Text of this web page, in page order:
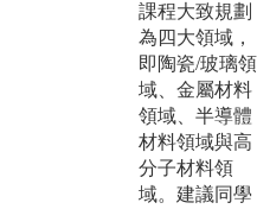
課程大致規劃
為四大領域，
即陶瓷/玻璃領
域、金屬材料
領域、半導體
材料領域與高
分子材料領
域。建議同學